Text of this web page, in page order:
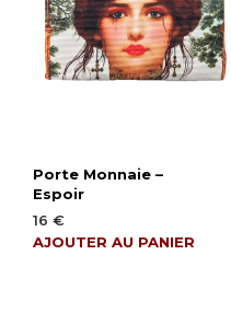
Porte Monnaie –
Espoir
16 €
AJOUTER AU PANIER